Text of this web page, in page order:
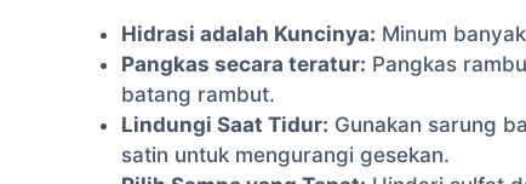
Hidrasi adalah Kuncinya: Minum
Pangkas secara teratur: Pangkas
batang rambut.
Lindungi Saat Tidur: Gunakan sarung
satin untuk mengurangi gesekan.